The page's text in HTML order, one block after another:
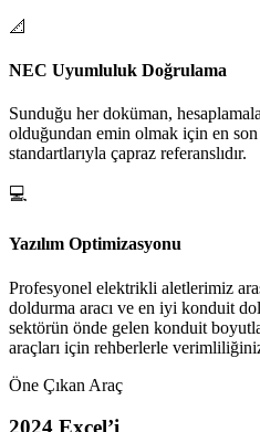
📐
NEC Uyumluluk Doğrulama
Sunduğu her doküman,
olduğundan emin olmak için en
standartlarıyla çapraz referanslıdır.
💻
Yazılım Optimizasyonu
Profesyonel elektrikli aletlerimiz
doldurma aracı ve en iyi konduit
sektörün önde gelen konduit
araçları için rehberlerle
Öne Çıkan Araç